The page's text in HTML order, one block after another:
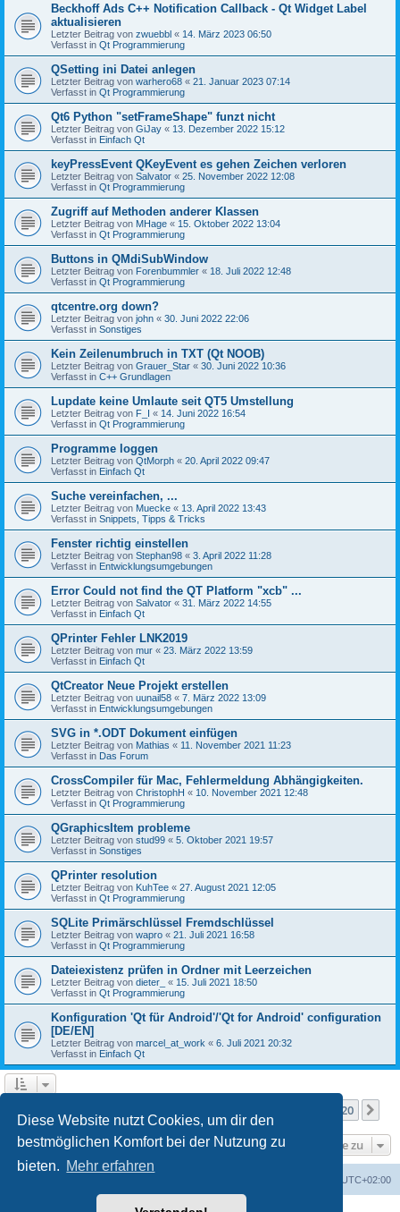
Diese Website nutzt Cookies, um dir den
bestmöglichen Komfort bei der Nutzung zu
bieten. Mehr erfahren
Beckhoff Ads C++ Notification Callback - Qt Widget Label
aktualisieren
Letzter Beitrag von zwuebbl « 14. März 2023 06:50
Verfasst in Qt Programmierung
QSetting ini Datei anlegen
Letzter Beitrag von warhero68 « 21. Januar 2023 07:14
Verfasst in Qt Programmierung
Qt6 Python "setFrameShape" funzt nicht
Letzter Beitrag von GiJay « 13. Dezember 2022 15:12
Verfasst in Einfach Qt
keyPressEvent QKeyEvent es gehen Zeichen verloren
Letzter Beitrag von Salvator « 25. November 2022 12:08
Verfasst in Qt Programmierung
Zugriff auf Methoden anderer Klassen
Letzter Beitrag von MHage « 15. Oktober 2022 13:04
Verfasst in Qt Programmierung
Buttons in QMdiSubWindow
Letzter Beitrag von Forenbummler « 18. Juli 2022 12:48
Verfasst in Qt Programmierung
qtcentre.org down?
Letzter Beitrag von john « 30. Juni 2022 22:06
Verfasst in Sonstiges
Kein Zeilenumbruch in TXT (Qt NOOB)
Letzter Beitrag von Grauer_Star « 30. Juni 2022 10:36
Verfasst in C++ Grundlagen
Lupdate keine Umlaute seit QT5 Umstellung
Letzter Beitrag von F_I « 14. Juni 2022 16:54
Verfasst in Qt Programmierung
Programme loggen
Letzter Beitrag von QtMorph « 20. April 2022 09:47
Verfasst in Einfach Qt
Suche vereinfachen, ...
Letzter Beitrag von Muecke « 13. April 2022 13:43
Verfasst in Snippets, Tipps & Tricks
Fenster richtig einstellen
Letzter Beitrag von Stephan98 « 3. April 2022 11:28
Verfasst in Entwicklungsumgebungen
Error Could not find the QT Platform "xcb" ...
Letzter Beitrag von Salvator « 31. März 2022 14:55
Verfasst in Einfach Qt
QPrinter Fehler LNK2019
Letzter Beitrag von mur « 23. März 2022 13:59
Verfasst in Einfach Qt
QtCreator Neue Projekt erstellen
Letzter Beitrag von uunail58 « 7. März 2022 13:09
Verfasst in Entwicklungsumgebungen
SVG in *.ODT Dokument einfügen
Letzter Beitrag von Mathias « 11. November 2021 11:23
Verfasst in Das Forum
CrossCompiler für Mac, Fehlermeldung Abhängigkeiten.
Letzter Beitrag von ChristophH « 10. November 2021 12:48
Verfasst in Qt Programmierung
QGraphicsItem probleme
Letzter Beitrag von stud99 « 5. Oktober 2021 19:57
Verfasst in Sonstiges
QPrinter resolution
Letzter Beitrag von KuhTee « 27. August 2021 12:05
Verfasst in Qt Programmierung
SQLite Primärschlüssel Fremdschlüssel
Letzter Beitrag von wapro « 21. Juli 2021 16:58
Verfasst in Qt Programmierung
Dateiexistenz prüfen in Ordner mit Leerzeichen
Letzter Beitrag von dieter_ « 15. Juli 2021 18:50
Verfasst in Qt Programmierung
Konfiguration 'Qt für Android'/'Qt for Android' configuration
[DE/EN]
Letzter Beitrag von marcel_at_work « 6. Juli 2021 20:32
Verfasst in Einfach Qt
20
Gehe zu
UTC+02:00